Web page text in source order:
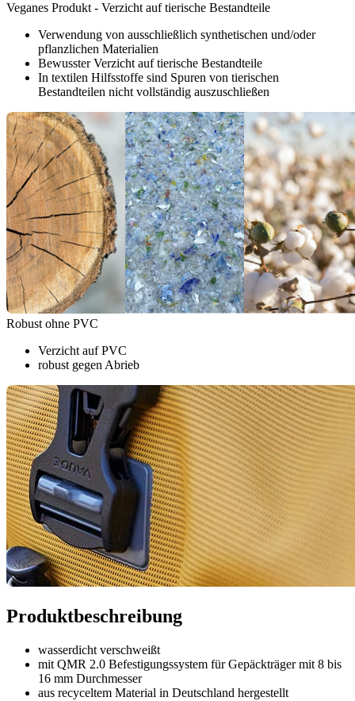
Veganes Produkt - Verzicht auf tierische Bestandteile
Verwendung von ausschließlich synthetischen und/oder
pflanzlichen Materialien
Bewusster Verzicht auf tierische Bestandteile
In textilen Hilfsstoffe sind Spuren von tierischen
Bestandteilen nicht vollständig auszuschließen
Robust ohne PVC
Verzicht auf PVC
robust gegen Abrieb
Produktbeschreibung
wasserdicht verschweißt
mit QMR 2.0 Befestigungssystem für Gepäckträger mit 8 bis
16 mm Durchmesser
aus recyceltem Material in Deutschland hergestellt